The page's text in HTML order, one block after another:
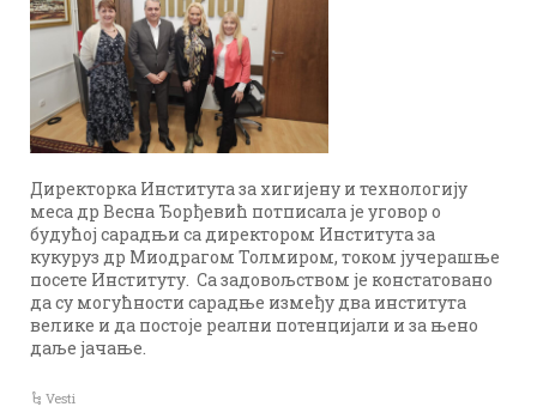
Директорка Института за хигијену и технологију
меса др Весна Ђорђевић потписала је уговор о
будућој сарадњи са директором Института за
кукуруз др Миодрагом Толмиром, током јучерашње
посете Институту. Са задовољством је констатовано
да су могућности сарадње између два института
велике и да постоје реални потенцијали и за њено
даље јачање.
Vesti